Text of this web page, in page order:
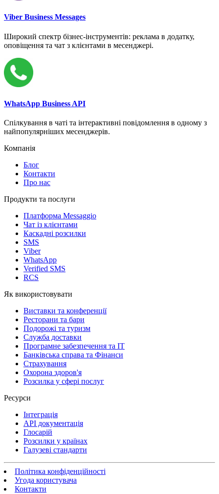
Viber Business Messages
Широкий спектр бізнес-інструментів: реклама в додатку,
оповіщення та чат з клієнтами в месенджері.
WhatsApp Business API
Спілкування в чаті та інтерактивні повідомлення в одному з
найпопулярніших месенджерів.
Компанія
Блог
Контакти
Про нас
Продукти та послуги
Платформа Messaggio
Чат із клієнтами
Каскадні розсилки
SMS
Viber
WhatsApp
Verified SMS
RCS
Як використовувати
Виставки та конференції
Ресторани та бари
Подорожі та туризм
Служба доставки
Програмне забезпечення та IT
Банківська справа та Фінанси
Страхування
Охорона здоров'я
Розсилка у сфері послуг
Ресурси
Інтеграція
API документація
Глосарій
Розсилки у країнах
Галузеві стандарти
Політика конфіденційності
Угода користувача
Контакти